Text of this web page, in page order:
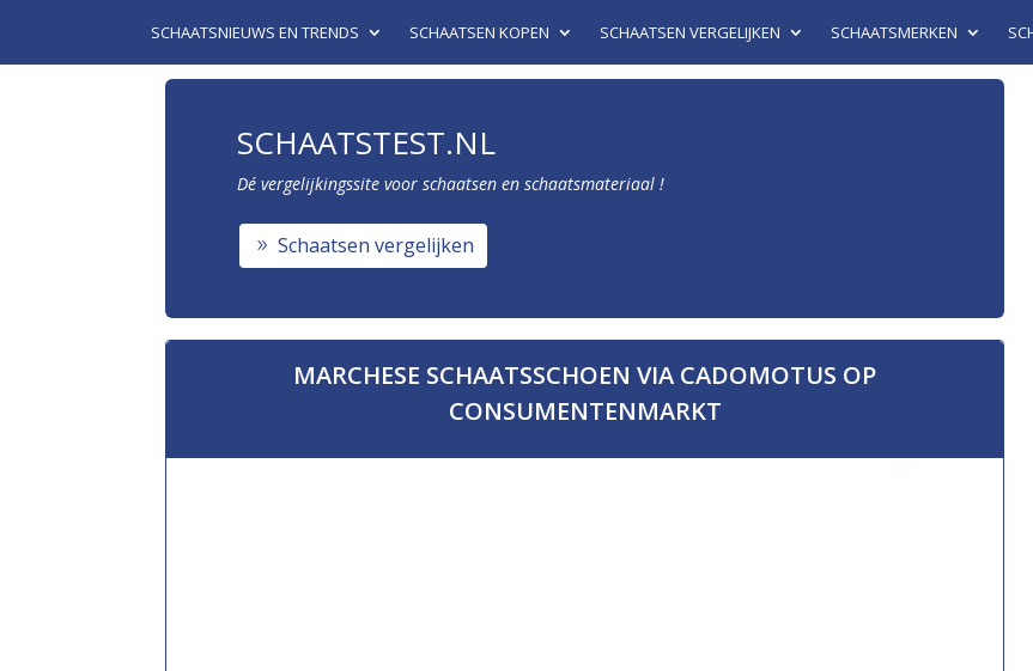
SCHAATSNIEUWS EN TRENDS SCHAATSEN KOPEN SCHAATSEN VERGELIJKEN SCHAATSMERKEN
SCHAATSTEST.NL
Dé vergelijkingssite voor schaatsen en schaatsmateriaal !
Schaatsen vergelijken
MARCHESE SCHAATSSCHOEN VIA CADOMOTUS OP
CONSUMENTENMARKT